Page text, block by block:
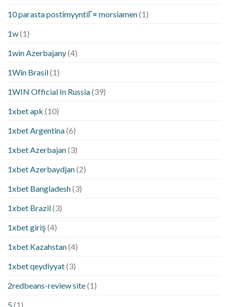
10 parasta postimyyntiГ¤ morsiamen(1)
1w(1)
1win Azerbajany(4)
1Win Brasil(1)
1WIN Official In Russia(39)
1xbet apk (10)
1xbet Argentina(6)
1xbet Azerbajan(3)
1xbet Azerbaydjan(2)
1xbet Bangladesh(3)
1xbet Brazil(3)
1xbet giriş(4)
1xbet Kazahstan(4)
1xbet qeydiyyat(3)
2redbeans-review site(1)
5(1)